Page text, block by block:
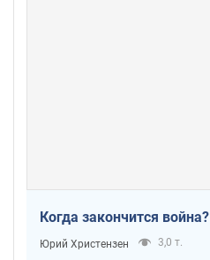
Когда закончится война?
Юрий Христензен 3,0 т.